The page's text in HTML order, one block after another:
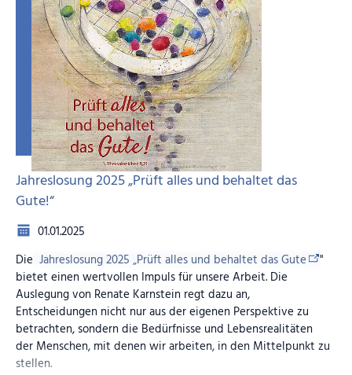
Bilder (Anklicken zum Vergrößern)
Jahreslosung 2025 „Prüft alles und behaltet das
Gute!“
01.01.2025
Die Jahreslosung 2025 „Prüft alles und behaltet das Gute
"
bietet einen wertvollen Impuls für unsere Arbeit. Die
Auslegung von Renate Karnstein regt dazu an,
Entscheidungen nicht nur aus der eigenen Perspektive zu
betrachten, sondern die Bedürfnisse und Lebensrealitäten
der Menschen, mit denen wir arbeiten, in den Mittelpunkt zu
stellen.